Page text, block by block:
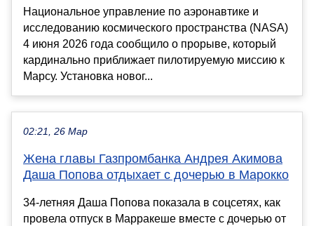
Национальное управление по аэронавтике и
исследованию космического пространства (NASA)
4 июня 2026 года сообщило о прорыве, который
кардинально приближает пилотируемую миссию к
Марсу. Установка новог...
02:21, 26 Мар
Жена главы Газпромбанка Андрея Акимова
Даша Попова отдыхает с дочерью в Марокко
34-летняя Даша Попова показала в соцсетях, как
провела отпуск в Марракеше вместе с дочерью от